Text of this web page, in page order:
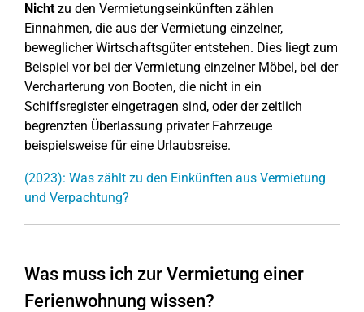
Nichtzu den Vermietungseinkünften zählen
Einnahmen, die aus der Vermietung einzelner,
beweglicher Wirtschaftsgüter entstehen. Dies liegt zum
Beispiel vor bei der Vermietung einzelner Möbel, bei der
Vercharterung von Booten, die nicht in ein
Schiffsregister eingetragen sind, oder der zeitlich
begrenzten Überlassung privater Fahrzeuge
beispielsweise für eine Urlaubsreise.
(2023): Was zählt zu den Einkünften aus Vermietung
und Verpachtung?
Was muss ich zur Vermietung einer
Ferienwohnung wissen?